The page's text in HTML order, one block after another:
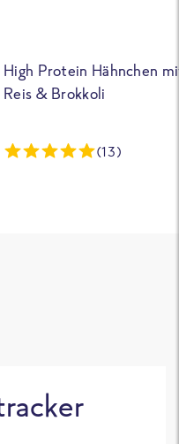
High Protein Hähnchen
Reis & Brokkoli
(13)